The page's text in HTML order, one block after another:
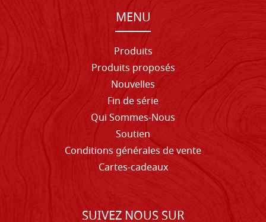
MENU
Produits
Produits proposés
Nouvelles
Fin de série
Qui Sommes-Nous
Soutien
Conditions générales de vente
Cartes-cadeaux
SUIVEZ NOUS SUR